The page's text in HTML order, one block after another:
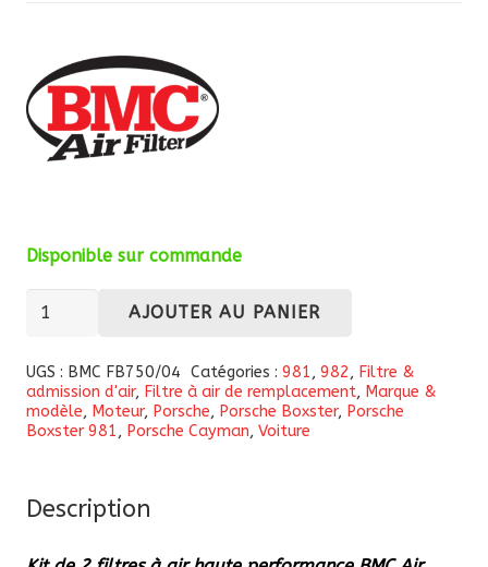
Disponible sur commande
quantité
Kit
de
2
air
AJOUTER AU PANIER
UGS : BMC FB750/04 Catégories : 981, 982, Filtre &
admission d'air, Filtre à air de remplacement, Marque &
modèle, Moteur, Porsche, Porsche Boxster, Porsche
Boxster 981, Porsche Cayman, Voiture
Description